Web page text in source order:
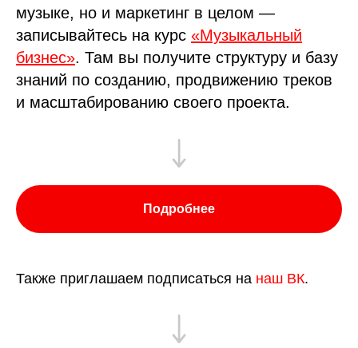
музыке, но и маркетинг в целом —
записывайтесь на курс «Музыкальный
бизнес». Там вы получите структуру и базу
знаний по созданию, продвижению треков
и масштабированию своего проекта.
Подробнее
Также приглашаем подписаться на наш ВК.